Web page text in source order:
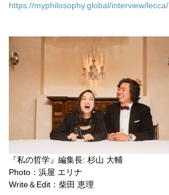
https://myphilosophy.global/interview/lecca/
『私の哲学』編集長: 杉山 大輔
Photo：浜屋 エリナ
Write＆Edit：柴田 恵理